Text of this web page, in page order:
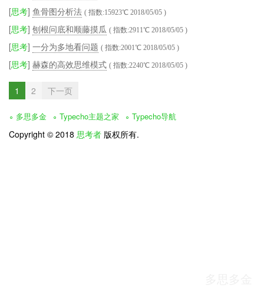
[思考] 鱼骨图分析法 ( 指数:15923℃ 2018/05/05 )
[思考] 刨根问底和顺藤摸瓜 ( 指数:2911℃ 2018/05/05 )
[思考] 一分为多地看问题 ( 指数:2001℃ 2018/05/05 )
[思考] 赫森的高效思维模式 ( 指数:2240℃ 2018/05/05 )
1 2 下一页
多思多金 Typecho主题之家 Typecho导航
Copyright © 2018 思考者 版权所有.